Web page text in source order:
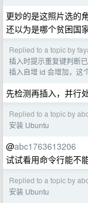
更妙的是这照片选的
还以为是哪个贫困国
Replied to a topic by
插入时提示重复键判断
插入自增 id 会增加，这
先检测再插入，并行
Replied to a topic by
安装 Ubuntu
@abc1763613206
试试看用命令行能不
Replied to a topic by
安装 Ubuntu